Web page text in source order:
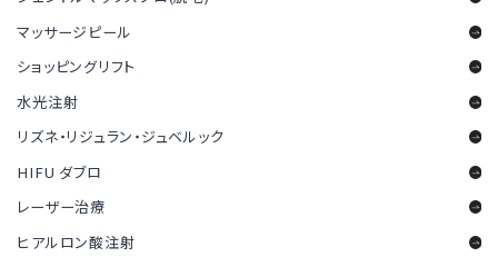
マッサージピール
ショッピングリフト
水光注射
リズネ・リジュラン・ジュベルック
HIFU ダブロ
レーザー治療
ヒアルロン酸注射